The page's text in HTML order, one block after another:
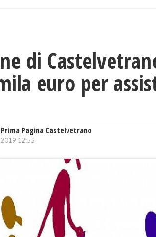
di
euro per
Pagina Castelvetrano
12:55